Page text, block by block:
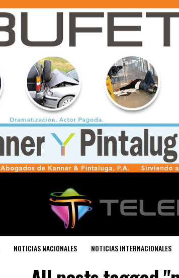
NOTICIAS NACIONALES NOTICIAS INTERNACIONALES